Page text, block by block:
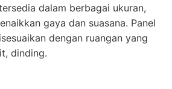
dalam berbagai ukuran,
gaya dan suasana. Panel
dengan ruangan yang
dinding.